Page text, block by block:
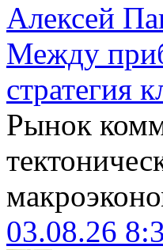
Алексей
Между
стратегия
Рынок
03.08.26